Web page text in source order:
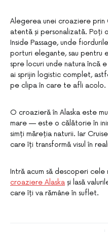
Alegerea unei croaziere prin
atentă și personalizată. Poți
Inside Passage, unde
porturi elegante, sau pentru
spre locuri unde natura încă
ai sprijin logistic complet,
pe clipa în care te afli acolo.
O croazieră în Alaska este
mare — este o călătorie în
simți măreția naturii. Iar
care îți transformă visul în
Intră acum să descoperi
croaziere Alaska și lasă
care îți va rămâne în suflet.